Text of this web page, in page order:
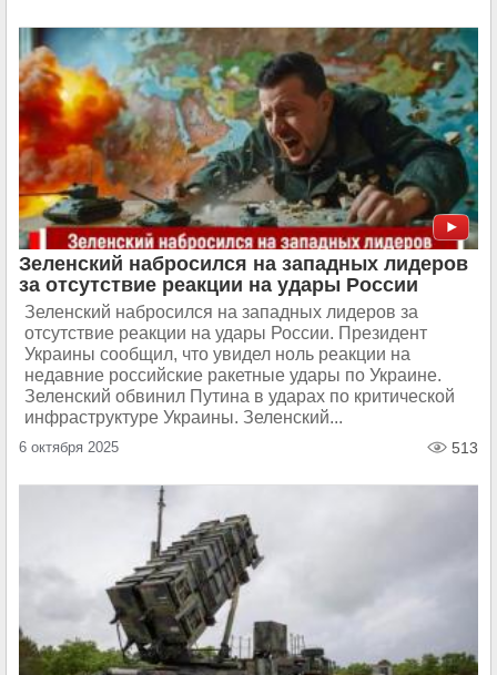
Зеленский набросился на западных лидеров
за отсутствие реакции на удары России
Зеленский набросился на западных лидеров за
отсутствие реакции на удары России. Президент
Украины сообщил, что увидел ноль реакции на
недавние российские ракетные удары по Украине.
Зеленский обвинил Путина в ударах по критической
инфраструктуре Украины. Зеленский...
6 октября 2025 513